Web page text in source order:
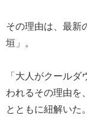
その理由は、最新
垣」。
「大人がクール
われるその理由を
とともに紐解いた。